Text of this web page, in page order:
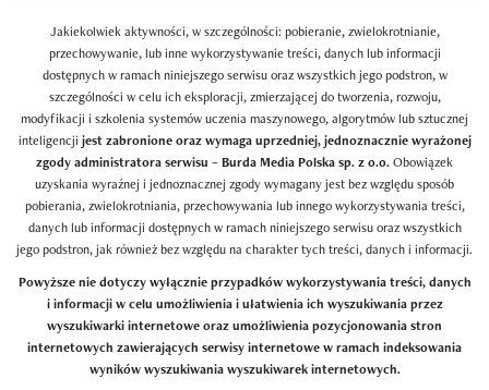
Jakiekolwiek aktywności, w szczególności: pobieranie, zwielokrotnianie,
przechowywanie, lub inne wykorzystywanie treści, danych lub informacji
dostępnych w ramach niniejszego serwisu oraz wszystkich jego podstron, w
szczególności w celu ich eksploracji, zmierzającej do tworzenia, rozwoju,
modyfikacji i szkolenia systemów uczenia maszynowego, algorytmów lub sztucznej
inteligencji jest zabronione oraz wymaga uprzedniej, jednoznacznie wyrażonej
zgody administratora serwisu – Burda Media Polska sp. z o.o.Obowiązek
uzyskania wyraźnej i jednoznacznej zgody wymagany jest bez względu sposób
pobierania, zwielokrotniania, przechowywania lub innego wykorzystywania treści,
danych lub informacji dostępnych w ramach niniejszego serwisu oraz wszystkich
jego podstron, jak również bez względu na charakter tych treści, danych i informacji.
Powyższe nie dotyczy wyłącznie przypadków wykorzystywania treści, danych
i informacji w celu umożliwienia i ułatwienia ich wyszukiwania przez
wyszukiwarki internetowe oraz umożliwienia pozycjonowania stron
internetowych zawierających serwisy internetowe w ramach indeksowania
wyników wyszukiwania wyszukiwarek internetowych.